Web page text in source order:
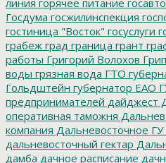
Госдума госжилинспекция
гостиница "Восток" госуслуги
грабеж град граница грант
работы Григорий Волохов
воды грязная вода ГТО
Гольдштейн губернатор ЕАО
предпринимателей дайджест
оперативная таможня
компания Дальневосточное ГУ
дальневосточный гектар
дамба дачное расписание